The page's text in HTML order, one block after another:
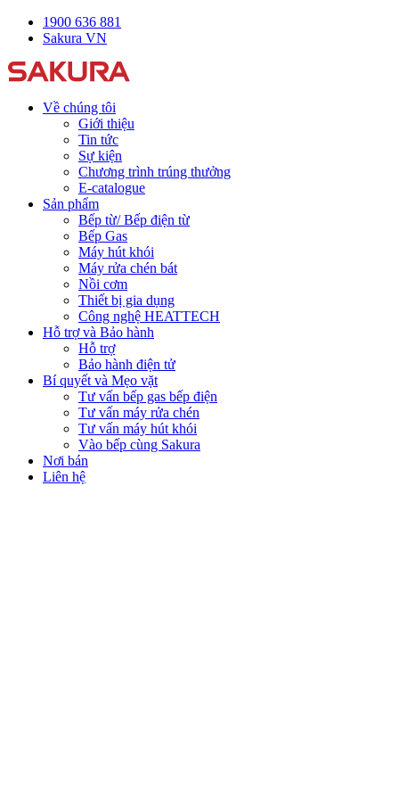
1900 636 881
Sakura VN
Về chúng tôi
Giới thiệu
Tin tức
Sự kiện
Chương trình trúng thưởng
E-catalogue
Sản phẩm
Bếp từ/ Bếp điện từ
Bếp Gas
Máy hút khói
Máy rửa chén bát
Nồi cơm
Thiết bị gia dụng
Công nghệ HEATTECH
Hỗ trợ và Bảo hành
Hỗ trợ
Bảo hành điện tử
Bí quyết và Mẹo vặt
Tư vấn bếp gas bếp điện
Tư vấn máy rửa chén
Tư vấn máy hút khói
Vào bếp cùng Sakura
Nơi bán
Liên hệ